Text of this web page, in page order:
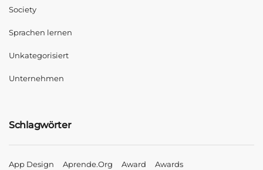
Society
Sprachen lernen
Unkategorisiert
Unternehmen
Schlagwörter
App Design Aprende.org Award Awards